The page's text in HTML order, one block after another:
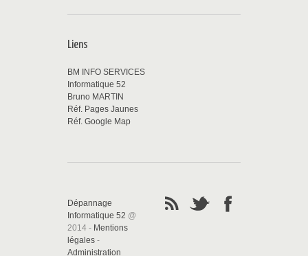
Liens
BM INFO SERVICES
Informatique 52
Bruno MARTIN
Réf. Pages Jaunes
Réf. Google Map
Dépannage
Informatique 52 @
2014 - Mentions
légales -
Administration